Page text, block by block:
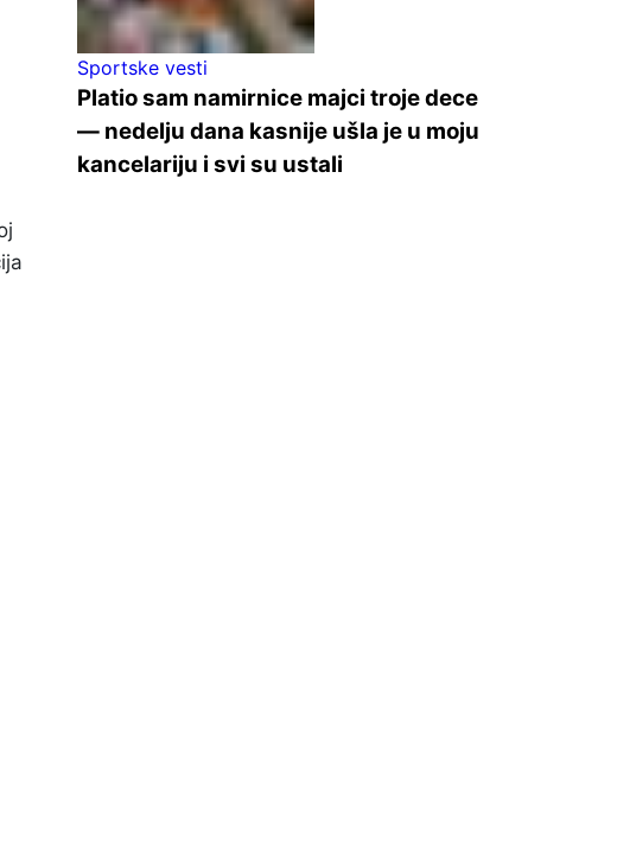
Sportske vesti
Platio sam namirnice majci troje dece
— nedelju dana kasnije ušla je u moju
kancelariju i svi su ustali